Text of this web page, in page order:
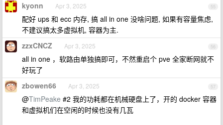
55
kyonn Apr 3, 2025
配好 ups 和 ecc 内存, 搞 all in one 没啥问题, 如果有容量焦虑,
不建议搞太多虚拟机, 容器为主.
56
zzxCNCZ Apr 3, 2025
all in one ，软路由单独搞即可，不然重启个 pve 全家断网就不
好玩了
57
zbowen66 Apr 3, 2025
@TimPeake #2 我的功耗都在机械硬盘上了，开的 docker 容器
和虚拟机们在空闲的时候也没有几瓦